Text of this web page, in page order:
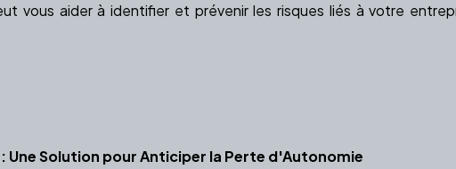
vous aider à identifier et prévenir les risques liés à votre
Une Solution pour Anticiper la Perte d'Autonomie